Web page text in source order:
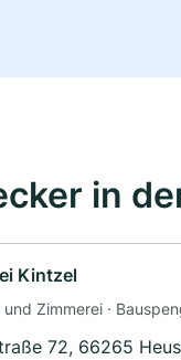
in
Kintzel
Zimmerei ·
72, 66265